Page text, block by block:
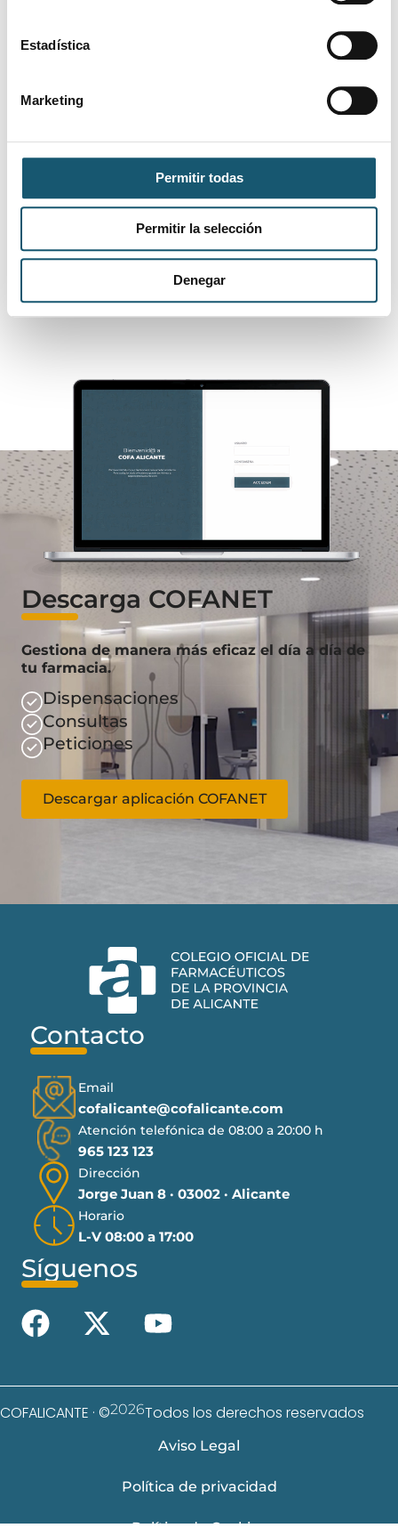
Estadística
Marketing
Permitir todas
Permitir la selección
Denegar
Vanesa
29/07/2026 Ainhoa
ALCOY
GRADO EN
FARMACIA
1 2 3
Mostrando1a10de972
Descarga COFANET
Gestiona de manera más eficaz el día a día de
tu farmacia.
Dispensaciones
Consultas
Peticiones
Descargar aplicación COFANET
Contacto
Email
cofalicante@cofalicante.com
Atención telefónica de 08:00 a 20:00 h
965 123 123
Dirección
Jorge Juan 8 · 03002 · Alicante
Horario
L-V 08:00 a 17:00
Síguenos
COFALICANTE · ©2026Todos los derechos reservados
Aviso Legal
Política de privacidad
Política de Cookies